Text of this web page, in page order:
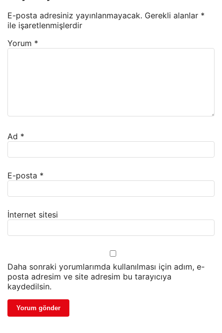
E-posta adresiniz yayınlanmayacak. Gerekli alanlar *
ile işaretlenmişlerdir
Yorum *
Ad *
E-posta *
İnternet sitesi
Daha sonraki yorumlarımda kullanılması için adım, e-
posta adresim ve site adresim bu tarayıcıya
kaydedilsin.